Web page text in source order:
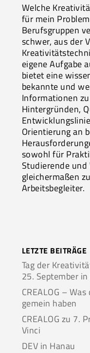
Welche
für mein
Berufsgruppen
schwer, aus der
eigene Aufgabe
bietet eine
bekannte und
Informationen
Hintergründen,
Orientierung an
sowohl für
Studierende
gleichermaßen
Arbeitsbegleiter.
LETZTE BEITRÄGE
Tag der
25. September
CREALOG –
gemein haben
CREALOG zu 7.
Vinci
DEV in Hanau